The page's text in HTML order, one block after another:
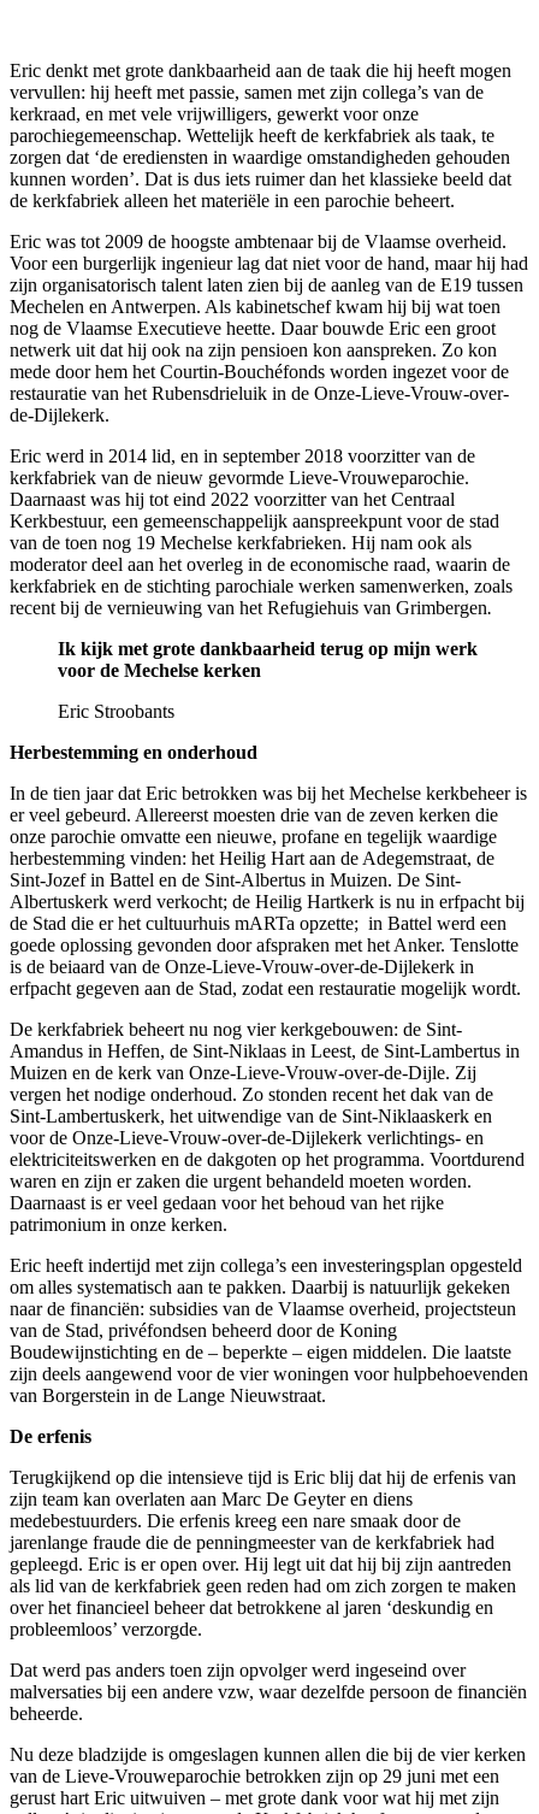
Eric denkt met grote dankbaarheid aan de taak die hij heeft mogen
vervullen: hij heeft met passie, samen met zijn collega’s van de
kerkraad, en met vele vrijwilligers, gewerkt voor onze
parochiegemeenschap. Wettelijk heeft de kerkfabriek als taak, te
zorgen dat ‘de erediensten in waardige omstandigheden gehouden
kunnen worden’. Dat is dus iets ruimer dan het klassieke beeld dat
de kerkfabriek alleen het materiële in een parochie beheert.
Eric was tot 2009 de hoogste ambtenaar bij de Vlaamse overheid.
Voor een burgerlijk ingenieur lag dat niet voor de hand, maar hij had
zijn organisatorisch talent laten zien bij de aanleg van de E19 tussen
Mechelen en Antwerpen. Als kabinetschef kwam hij bij wat toen
nog de Vlaamse Executieve heette. Daar bouwde Eric een groot
netwerk uit dat hij ook na zijn pensioen kon aanspreken. Zo kon
mede door hem het Courtin-Bouchéfonds worden ingezet voor de
restauratie van het Rubensdrieluik in de Onze-Lieve-Vrouw-over-
de-Dijlekerk.
Eric werd in 2014 lid, en in september 2018 voorzitter van de
kerkfabriek van de nieuw gevormde Lieve-Vrouweparochie.
Daarnaast was hij tot eind 2022 voorzitter van het Centraal
Kerkbestuur, een gemeenschappelijk aanspreekpunt voor de stad
van de toen nog 19 Mechelse kerkfabrieken. Hij nam ook als
moderator deel aan het overleg in de economische raad, waarin de
kerkfabriek en de stichting parochiale werken samenwerken, zoals
recent bij de vernieuwing van het Refugiehuis van Grimbergen.
Ik kijk met grote dankbaarheid terug op mijn werk
voor de Mechelse kerken
Eric Stroobants
Herbestemming en onderhoud
In de tien jaar dat Eric betrokken was bij het Mechelse kerkbeheer is
er veel gebeurd. Allereerst moesten drie van de zeven kerken die
onze parochie omvatte een nieuwe, profane en tegelijk waardige
herbestemming vinden: het Heilig Hart aan de Adegemstraat, de
Sint-Jozef in Battel en de Sint-Albertus in Muizen. De Sint-
Albertuskerk werd verkocht; de Heilig Hartkerk is nu in erfpacht bij
de Stad die er het cultuurhuis mARTa opzette; in Battel werd een
goede oplossing gevonden door afspraken met het Anker. Tenslotte
is de beiaard van de Onze-Lieve-Vrouw-over-de-Dijlekerk in
erfpacht gegeven aan de Stad, zodat een restauratie mogelijk wordt.
De kerkfabriek beheert nu nog vier kerkgebouwen: de Sint-
Amandus in Heffen, de Sint-Niklaas in Leest, de Sint-Lambertus in
Muizen en de kerk van Onze-Lieve-Vrouw-over-de-Dijle. Zij
vergen het nodige onderhoud. Zo stonden recent het dak van de
Sint-Lambertuskerk, het uitwendige van de Sint-Niklaaskerk en
voor de Onze-Lieve-Vrouw-over-de-Dijlekerk verlichtings- en
elektriciteitswerken en de dakgoten op het programma. Voortdurend
waren en zijn er zaken die urgent behandeld moeten worden.
Daarnaast is er veel gedaan voor het behoud van het rijke
patrimonium in onze kerken.
Eric heeft indertijd met zijn collega’s een investeringsplan opgesteld
om alles systematisch aan te pakken. Daarbij is natuurlijk gekeken
naar de financiën: subsidies van de Vlaamse overheid, projectsteun
van de Stad, privéfondsen beheerd door de Koning
Boudewijnstichting en de – beperkte – eigen middelen. Die laatste
zijn deels aangewend voor de vier woningen voor hulpbehoevenden
van Borgerstein in de Lange Nieuwstraat.
De erfenis
Terugkijkend op die intensieve tijd is Eric blij dat hij de erfenis van
zijn team kan overlaten aan Marc De Geyter en diens
medebestuurders. Die erfenis kreeg een nare smaak door de
jarenlange fraude die de penningmeester van de kerkfabriek had
gepleegd. Eric is er open over. Hij legt uit dat hij bij zijn aantreden
als lid van de kerkfabriek geen reden had om zich zorgen te maken
over het financieel beheer dat betrokkene al jaren ‘deskundig en
probleemloos’ verzorgde.
Dat werd pas anders toen zijn opvolger werd ingeseind over
malversaties bij een andere vzw, waar dezelfde persoon de financiën
beheerde.
Nu deze bladzijde is omgeslagen kunnen allen die bij de vier kerken
van de Lieve-Vrouweparochie betrokken zijn op 29 juni met een
gerust hart Eric uitwuiven – met grote dank voor wat hij met zijn